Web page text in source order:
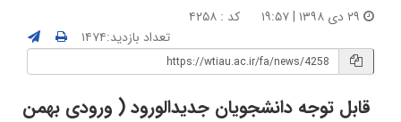
کد : ۴۲۵۸
تعداد بازدید:۱۴۷۴
قابل توجه دانشجویان جدیدالورود ( ورودی بهمن